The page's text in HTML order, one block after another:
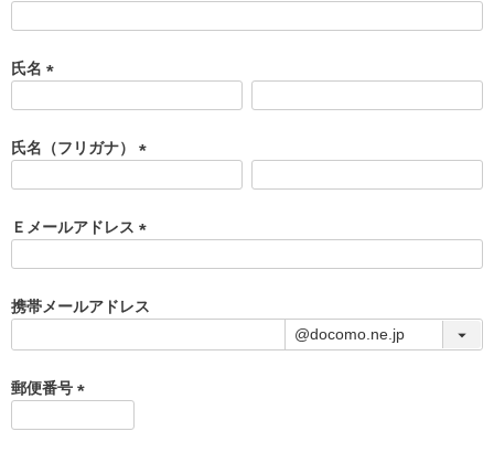
氏名
須
)
氏名（フリガナ）
須
)
Ｅメールアドレス
須
)
携帯メールアドレス
郵便番号